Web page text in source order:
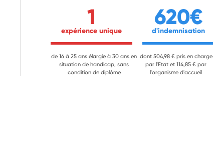
1
expérience unique
de 16 à 25 ans élargie à 30 ans en
situation de handicap, sans
condition de diplôme
620€
d'indemnisation
dont 504,98 € pris en charge
par l'Etat et 114,85 € par
l'organisme d'accueil